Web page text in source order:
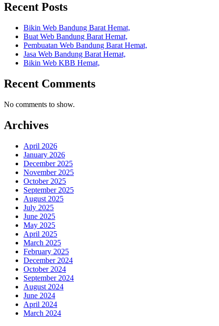
Recent Posts
Bikin Web Bandung Barat Hemat,
Buat Web Bandung Barat Hemat,
Pembuatan Web Bandung Barat Hemat,
Jasa Web Bandung Barat Hemat,
Bikin Web KBB Hemat,
Recent Comments
No comments to show.
Archives
April 2026
January 2026
December 2025
November 2025
October 2025
September 2025
August 2025
July 2025
June 2025
May 2025
April 2025
March 2025
February 2025
December 2024
October 2024
September 2024
August 2024
June 2024
April 2024
March 2024